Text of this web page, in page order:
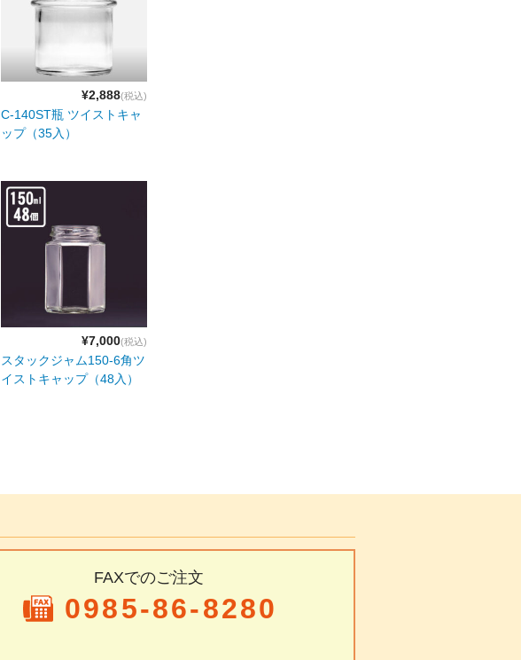
¥2,888(税込)
C-140ST瓶 ツイストキャ
ップ（35入）
¥7,000(税込)
スタックジャム150-6角ツ
イストキャップ（48入）
FAXでのご注文
0985-86-8280